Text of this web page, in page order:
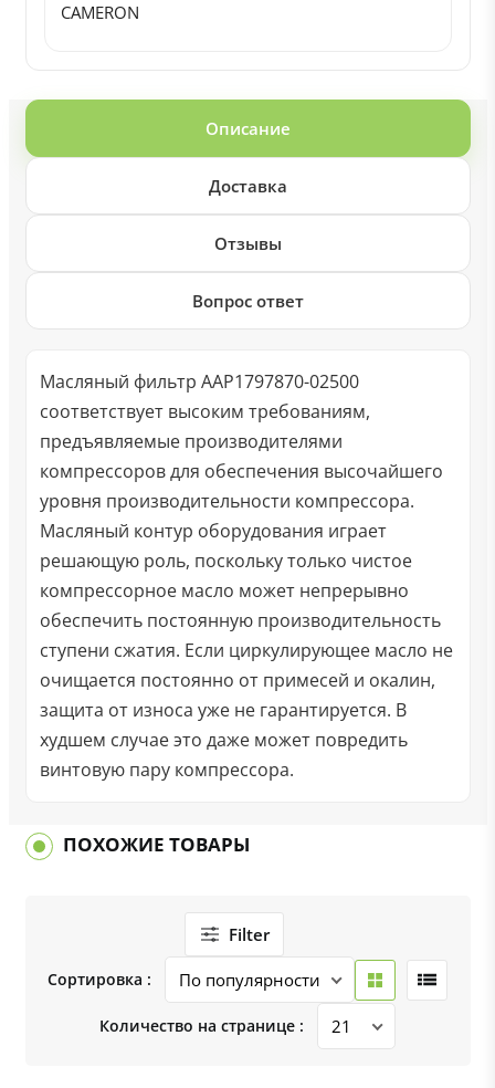
CAMERON
Описание
Доставка
Отзывы
Вопрос ответ
Масляный фильтр AAP1797870-02500
соответствует высоким требованиям,
предъявляемые производителями
компрессоров для обеспечения высочайшего
уровня производительности компрессора.
Масляный контур оборудования играет
решающую роль, поскольку только чистое
компрессорное масло может непрерывно
обеспечить постоянную производительность
ступени сжатия. Если циркулирующее масло не
очищается постоянно от примесей и окалин,
защита от износа уже не гарантируется. В
худшем случае это даже может повредить
винтовую пару компрессора.
ПОХОЖИЕ ТОВАРЫ
Filter
Сортировка :
Количество на странице :